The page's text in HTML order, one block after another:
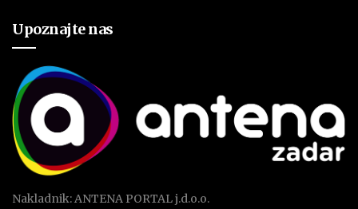
Upoznajte nas
Nakladnik: ANTENA PORTAL j.d.o.o.